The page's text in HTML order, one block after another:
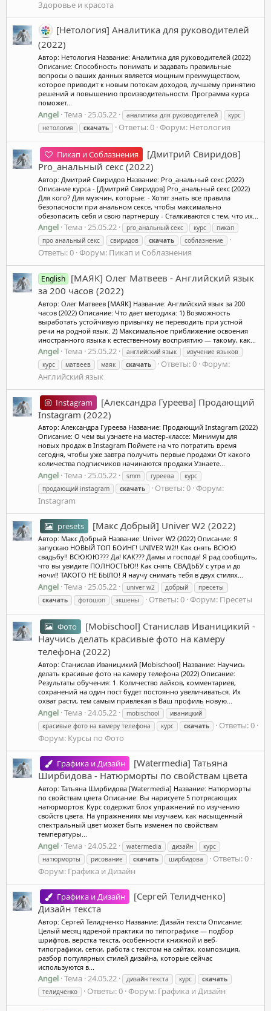
Здоровье и красота
[Нетология] Аналитика для руководителей
(2022)
Автор: Нетология Название: Аналитика для руководителей (2022)
Описание: Способность понимать и задавать правильные
вопросы о ваших данных является мощным преимуществом,
которое приводит к новым потокам доходов, лучшему принятию
решений и повышению производительности. Программа курса
поможет...
Angel Тема 25.05.22 аналитика для руководителей
курс
нетология
скачать Ответы: 0 Форум: Нетология
Пикап и Соблазнения
[Дмитрий Свиридов]
Pro_анальный секс (2022)
Автор: Дмитрий Свиридов Название: Pro_анальный секс (2022)
Описание курса - [Дмитрий Свиридов] Pro_анальный секс (2022)
Для кого? Для мужчин, которые: - Хотят знать все правила
безопасности при анальном сексе, чтобы максимально
обезопасить себя и свою партнершу - Сталкиваются с тем, что их...
Angel Тема 25.05.22 pro_анальный секс курс
пикап
про анальный секс
свиридов скачать соблазнение
Ответы: 0 Форум: Пикап и Соблазнения
English [МАЯК] Олег Матвеев - Английский язык
за 200 часов (2022)
Автор: Олег Матвеев [МАЯК] Название: Английский язык за 200
часов (2022) Описание: Что дает методика: 1) Возможность
выработать устойчивую привычку не переводить при устной
речи на родной язык. 2) Максимальное приближение освоения
иностранного языка к естественному восприятию — такому, как...
Angel Тема 25.05.22 английский язык
изучение языков
курс
матвеев маяк скачать Ответы: 0 Форум:
Английский язык
Instagram
[Александра Гуреева] Продающий
Instagram (2022)
Автор: Александра Гуреева Название: Продающий Instagram (2022)
Описание: О чем вы узнаете на мастер-классе: Минимум для
новых продаж в Instagram Поймете на что потратить время
сегодня, чтобы уже завтра получить первые продажи От какого
количества подписчиков начинаются продажи Узнаете...
Angel Тема 25.05.22 smm гуреева
курс
продающий instagram
скачать Ответы: 0 Форум:
Instagram
presets [Макс Добрый] Univer W2 (2022)
Автор: Макс Добрый Название: Univer W2 (2022) Описание: Я
запускаю НОВЫЙ ТОП БОИНГ! UNIVER W2!! Как снять ВСЮЮ
свадьбу!! ВСЮЮЮ??? Да! КАК??? Дамы и господа! Я рад сообщить,
что вы увидите ПОЛНОСТЬЮ!! Как снять СВАДЬБУ с утра и до
ночи!! ТАКОГО НЕ БЫЛО! Я научу снимать тебя в двух стилях...
Angel Тема 25.05.22 univer w2 добрый
пресеты
скачать
фотошоп экшены Ответы: 0 Форум: Пресеты
Фото
[Mobischool] Станислав Иваницикий -
Научись делать красивые фото на камеру
телефона (2022)
Автор: Станислав Иваницикий [Mobischool] Название: Научись
делать красивые фото на камеру телефона (2022) Описание:
Результаты обучения: 1. Количество лайков, комментариев,
сохранений на один пост будет постоянно увеличиваться. Их
охват расти, тем самым привлекая в Ваш профиль новую...
Angel Тема 24.05.22 mobischool
иваницкий
красивые фото на камеру телефона
курс скачать
Ответы: 0
Форум: Курсы по Фото
Графика и Дизайн
[Watermedia] Татьяна
Ширбидова - Натюрморты по свойствам цвета
Автор: Татьяна Ширбидова [Watermedia] Название: Натюрморты
по свойствам цвета Описание: Вы нарисуете 5 потрясающих
натюрмортов: Курс содержит блок упражнений по изучению
свойств цвета. На упражнениях мы изучаем, как насыщенный
спектральный цвет может быть изменен по свойствам
температуры...
Angel Тема 24.05.22 watermedia дизайн
курс
натюрморты
рисование скачать ширбидова
Ответы: 0
Форум: Графика и Дизайн
Графика и Дизайн
[Сергей Телидченко]
Дизайн текста
Автор: Сергей Телидченко Название: Дизайн текста Описание:
Целый месяц ядреной практики по типографике — подбор
шрифтов, верстка текста, особенности книжной и веб-
типографики, сетки, работа с текстом на сайтах, композиция,
разбор популярных стилей дизайна, которые сейчас
используются в...
Angel Тема 24.05.22 дизайн текста курс
скачать
телидченко
Ответы: 0 Форум: Графика и Дизайн